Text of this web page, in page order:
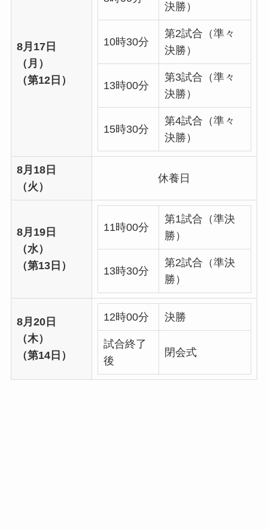
8月17日
（月）
（第12日）
決勝）
10時30分
第2試合（準々
決勝）
13時00分
第3試合（準々
決勝）
15時30分
第4試合（準々
決勝）
8月18日
（火）
休養日
8月19日
（水）
（第13日）
11時00分
第1試合（準決
勝）
13時30分
第2試合（準決
勝）
8月20日
（木）
（第14日）
12時00分 決勝
試合終了
後
閉会式